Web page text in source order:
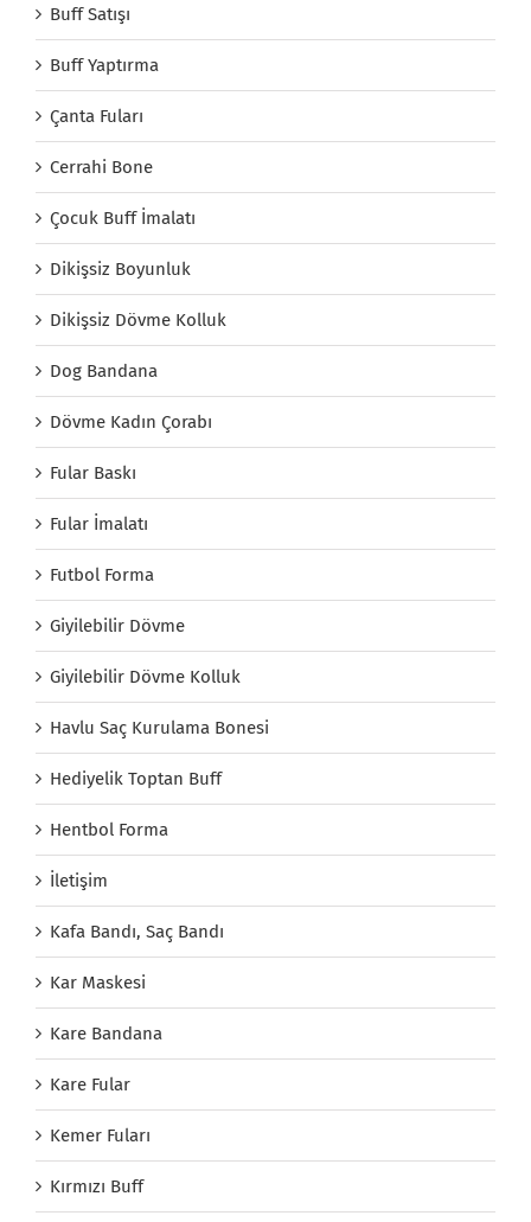
Buff Satışı
Buff Yaptırma
Çanta Fuları
Cerrahi Bone
Çocuk Buff İmalatı
Dikişsiz Boyunluk
Dikişsiz Dövme Kolluk
Dog Bandana
Dövme Kadın Çorabı
Fular Baskı
Fular İmalatı
Futbol Forma
Giyilebilir Dövme
Giyilebilir Dövme Kolluk
Havlu Saç Kurulama Bonesi
Hediyelik Toptan Buff
Hentbol Forma
İletişim
Kafa Bandı, Saç Bandı
Kar Maskesi
Kare Bandana
Kare Fular
Kemer Fuları
Kırmızı Buff